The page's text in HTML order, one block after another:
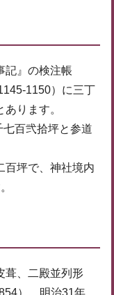
記』の検注帳
1150）に三丁
ります。
百弐拾坪と参道
百坪で、神社境内
葺、二殿並列形
）、明治31年